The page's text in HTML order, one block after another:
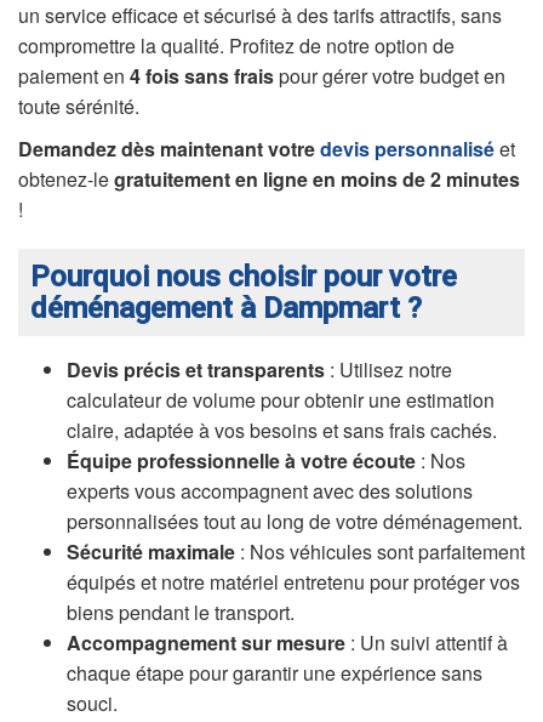
un service efficace et sécurisé à des tarifs attractifs, sans
compromettre la qualité. Profitez de notre option de
paiement en 4 fois sans fraispour gérer votre budget en
toute sérénité.
Demandez dès maintenant votredevis personnaliséet
obtenez-legratuitement en ligne en moins de 2 minutes
!
Pourquoi nous choisir pour votre
déménagement à Dampmart ?
Devis précis et transparents : Utilisez notre
calculateur de volume pour obtenir une estimation
claire, adaptée à vos besoins et sans frais cachés.
Équipe professionnelle à votre écoute : Nos
experts vous accompagnent avec des solutions
personnalisées tout au long de votre déménagement.
Sécurité maximale : Nos véhicules sont parfaitement
équipés et notre matériel entretenu pour protéger vos
biens pendant le transport.
Accompagnement sur mesure : Un suivi attentif à
chaque étape pour garantir une expérience sans
souci.